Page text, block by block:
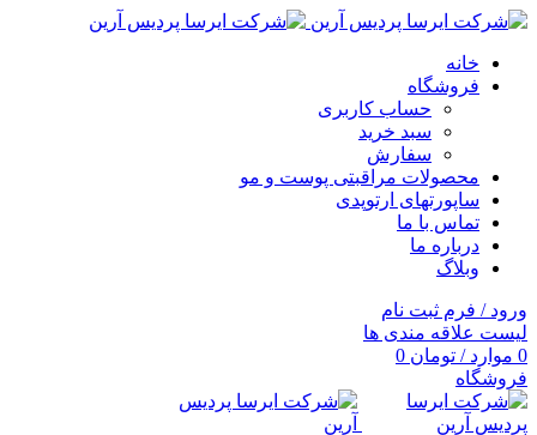
خانه
فروشگاه
حساب کاربری
سبد خرید
سفارش
محصولات مراقبتی پوست و مو
ساپورتهای ارتوپدی
تماس با ما
درباره ما
وبلاگ
ورود / فرم ثبت نام
لیست علاقه مندی ها
0 موارد / تومان
فروشگاه